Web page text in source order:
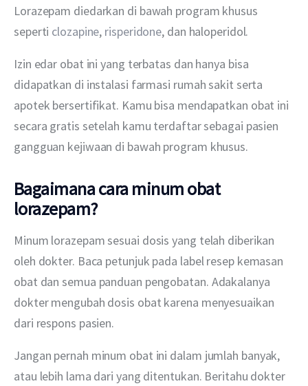
Lorazepam diedarkan di bawah program khusus
seperti clozapine, risperidone, dan haloperidol.
Izin edar obat ini yang terbatas dan hanya bisa
didapatkan di instalasi farmasi rumah sakit serta
apotek bersertifikat. Kamu bisa mendapatkan obat ini
secara gratis setelah kamu terdaftar sebagai pasien
gangguan kejiwaan di bawah program khusus.
Bagaimana cara minum obat
lorazepam?
Minum lorazepam sesuai dosis yang telah diberikan
oleh dokter. Baca petunjuk pada label resep kemasan
obat dan semua panduan pengobatan. Adakalanya
dokter mengubah dosis obat karena menyesuaikan
dari respons pasien.
Jangan pernah minum obat ini dalam jumlah banyak,
atau lebih lama dari yang ditentukan. Beritahu dokter